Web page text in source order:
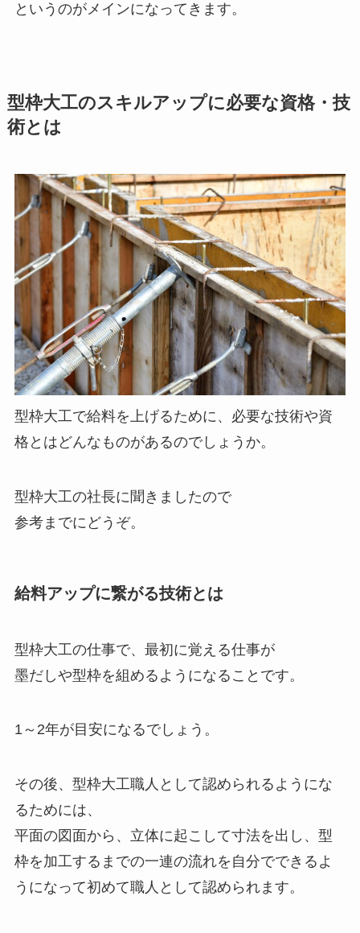
というのがメインになってきます。
型枠大工のスキルアップに必要な資格・技
術とは
型枠大工で給料を上げるために、必要な技術や資
格とはどんなものがあるのでしょうか。
型枠大工の社長に聞きましたので
参考までにどうぞ。
給料アップに繋がる技術とは
型枠大工の仕事で、最初に覚える仕事が
墨だしや型枠を組めるようになることです。
1～2年が目安になるでしょう。
その後、型枠大工職人として認められるようにな
るためには、
平面の図面から、立体に起こして寸法を出し、型
枠を加工するまでの一連の流れを自分でできるよ
うになって初めて職人として認められます。